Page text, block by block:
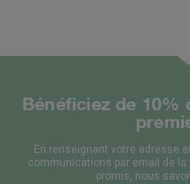
Bénéficiez de
En renseignant votre adresse
communications par email de
promis, nous